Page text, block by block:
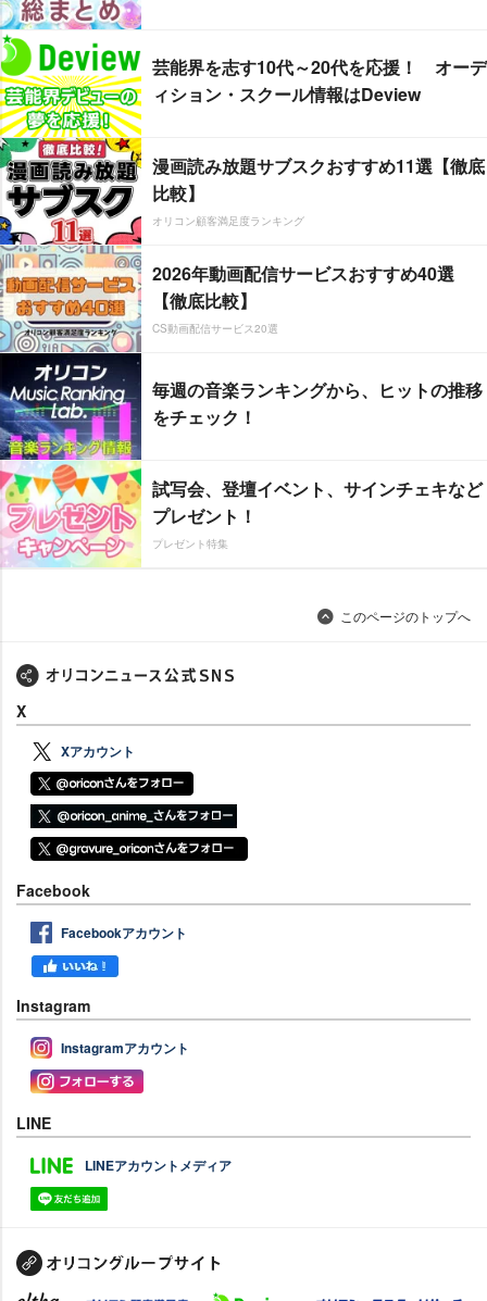
芸能界を志す10代～20代を応援！ オーデ
ィション・スクール情報はDeview
漫画読み放題サブスクおすすめ11選【徹底
比較】
オリコン顧客満足度ランキング
2026年動画配信サービスおすすめ40選
【徹底比較】
CS動画配信サービス20選
毎週の音楽ランキングから、ヒットの推移
をチェック！
試写会、登壇イベント、サインチェキなど
プレゼント！
プレゼント特集
このページのトップへ
X
Xアカウント
Facebook
Facebookアカウント
Instagram
Instagramアカウント
LINE
LINEアカウントメディア